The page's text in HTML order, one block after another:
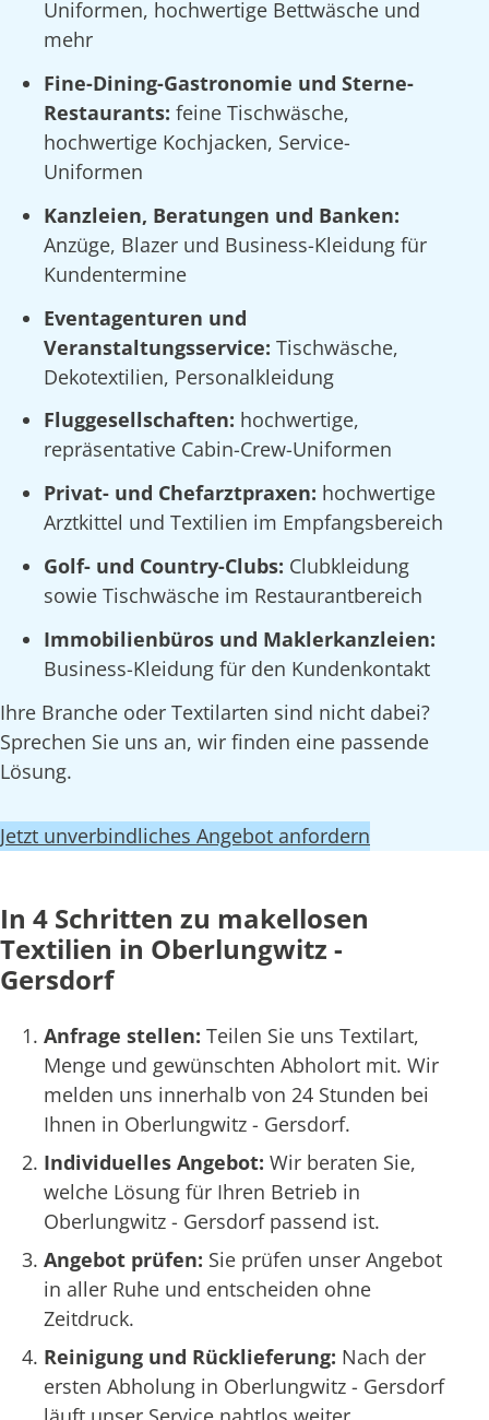
Uniformen, hochwertige Bettwäsche und
mehr
Fine-Dining-Gastronomie und Sterne-
Restaurants: feine Tischwäsche,
hochwertige Kochjacken, Service-
Uniformen
Kanzleien, Beratungen und Banken:
Anzüge, Blazer und Business-Kleidung für
Kundentermine
Eventagenturen und
Veranstaltungsservice: Tischwäsche,
Dekotextilien, Personalkleidung
Fluggesellschaften: hochwertige,
repräsentative Cabin-Crew-Uniformen
Privat- und Chefarztpraxen: hochwertige
Arztkittel und Textilien im Empfangsbereich
Golf- und Country-Clubs: Clubkleidung
sowie Tischwäsche im Restaurantbereich
Immobilienbüros und Maklerkanzleien:
Business-Kleidung für den Kundenkontakt
Ihre Branche oder Textilarten sind nicht dabei?
Sprechen Sie uns an, wir finden eine passende
Lösung.
Jetzt unverbindliches Angebot anfordern
In 4 Schritten zu makellosen
Textilien in Oberlungwitz -
Gersdorf
Anfrage stellen: Teilen Sie uns Textilart,
Menge und gewünschten Abholort mit. Wir
melden uns innerhalb von 24 Stunden bei
Ihnen in Oberlungwitz - Gersdorf.
Individuelles Angebot: Wir beraten Sie,
welche Lösung für Ihren Betrieb in
Oberlungwitz - Gersdorf passend ist.
Angebot prüfen: Sie prüfen unser Angebot
in aller Ruhe und entscheiden ohne
Zeitdruck.
Reinigung und Rücklieferung: Nach der
ersten Abholung in Oberlungwitz - Gersdorf